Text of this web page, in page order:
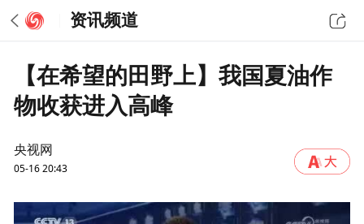
资讯频道
【在希望的田野上】我国夏油作
物收获进入高峰
央视网
05-16 20:43